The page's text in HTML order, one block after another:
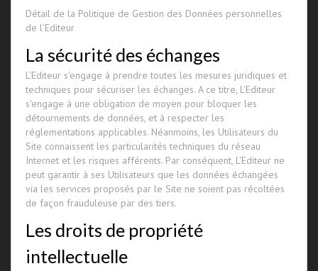
Détail de la Politique de Gestion des Données personnelles
de l'Editeur
La sécurité des échanges
L'Editeur s'engage à prendre toutes les mesures juridiques et
techniques pour sécuriser les échanges. A ce titre, L'Editeur
s'engage à une obligation de moyen pour bloquer les
détournements de données, et à respecter les
réglementations applicables. Néanmoins, les Utilisateurs du
Site connaissent les particularités techniques du réseau
Internet et les risques afférents. Par conséquent, L'Editeur ne
peut garantir à ses Utilisateurs que les données échangées
via les services proposés par le Site ne soient pas récoltées
de façon frauduleuse par des tiers.
Les droits de propriété
intellectuelle